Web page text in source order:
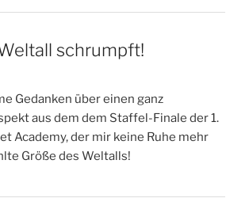
schrumpft!
Gedanken über einen ganz
aus dem dem Staffel-Finale der 1.
Academy, der mir keine Ruhe mehr
Größe des Weltalls!